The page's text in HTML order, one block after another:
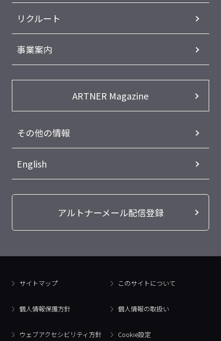
リクルート
事業案内
ARTNER Magazine
その他の情報
English
アルトナーメール配信登録
サイトマップ このサイトについて
個人情報保護方針 個人情報の取扱い
ウェブアクセシビリティ方針 Cookie設定